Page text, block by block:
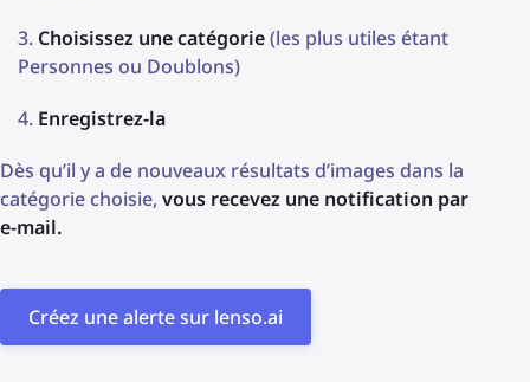
Choisissez une catégorie(les plus utiles étant
Personnes ou Doublons)
Enregistrez-la
Dès qu’il y a de nouveaux résultats d’images dans la
catégorie choisie, vous recevez une notification par
e‑mail.
Créez une alerte sur lenso.ai